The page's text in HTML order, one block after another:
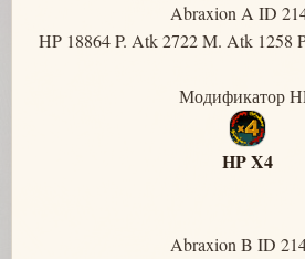
Abraxion A ID
HP 18864 P. Atk 2722 M. Atk 1258
Модификатор
HP X4
Abraxion B ID